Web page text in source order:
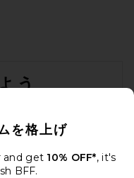
う
を格上げ
and get 10% OFF*, it's
BFF.